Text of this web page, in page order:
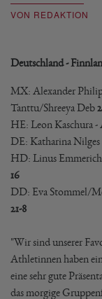
VON REDAKTION
Deutschland -
MX: Alexander
Tanttu/Shreeya Deb
HE: Leon Kaschura -
DE: Katharina Nilges
HD: Linus
16
DD: Eva Stommel/
21-8
"Wir sind unserer
Athletinnen haben
eine sehr gute
das morgige